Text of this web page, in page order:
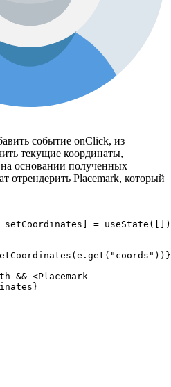
событие onClick, из
текущие координаты,
основании полученных
отрендерить Placemark, который
= useState([])
&& <Placemark